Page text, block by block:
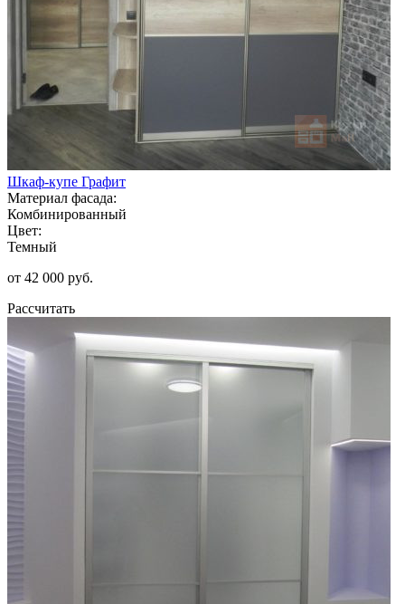
Шкаф-купе Графит
Материал фасада:
Комбинированный
Цвет:
Темный
от 42 000 руб.
Рассчитать